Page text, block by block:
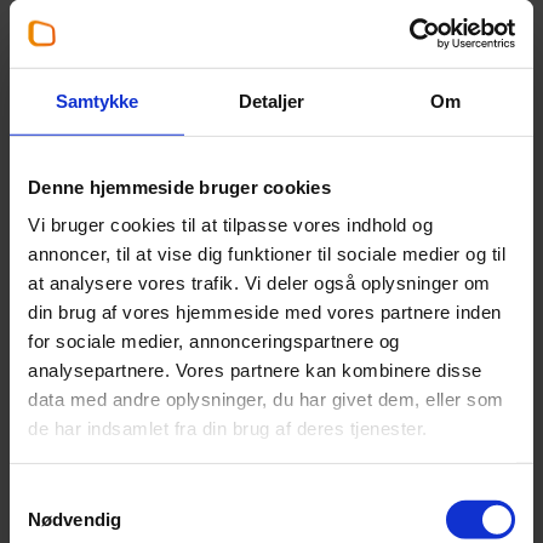
Samtykke Detaljer Om
Denne hjemmeside bruger cookies
Vi bruger cookies til at tilpasse vores indhold og
annoncer, til at vise dig funktioner til sociale medier og til
at analysere vores trafik. Vi deler også oplysninger om
din brug af vores hjemmeside med vores partnere inden
for sociale medier, annonceringspartnere og
analysepartnere. Vores partnere kan kombinere disse
data med andre oplysninger, du har givet dem, eller som
de har indsamlet fra din brug af deres tjenester.
Nødvendig
Hvad kan du forvente?
Du bliver en del af en ledergruppe på tre personer i
Outsourcing & BeJour og får tæt samarbejde med både
organisationsudvikling og personaleledelse i en
Hos Beierholm får du:
En central lederrolle med stor indflydelse
Mulighed for at præge den faglige udvikling på tværs
af organisationen
Et stærkt fagligt miljø med høj grad af sparring og
samarbejde
udvikling